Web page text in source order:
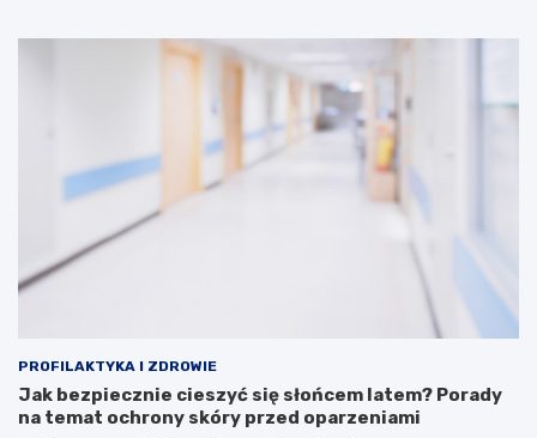
PROFILAKTYKA I ZDROWIE
Jak bezpiecznie cieszyć się słońcem latem? Porady
na temat ochrony skóry przed oparzeniami